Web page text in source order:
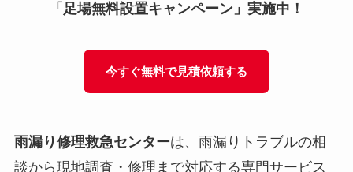
「足場無料設置キャンペーン」実施中！
今すぐ無料で見積依頼する
雨漏り修理救急センターは、雨漏りトラブルの相
談から現地調査・修理まで対応する専門サービス